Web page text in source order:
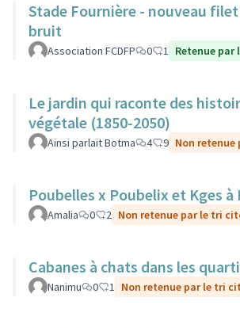
Stade Fournière - nouveau
bruit
Association FCDFP 0 1 Retenue
Le jardin qui raconte des
végétale (1850-2050)
Ainsi parlait Botma 4 9 Non
Poubelles x Poubelix et Kges
Amalia 0 2 Non retenue par le tri
Cabanes à chats dans les
Nanimu 0 1 Non retenue par le tri